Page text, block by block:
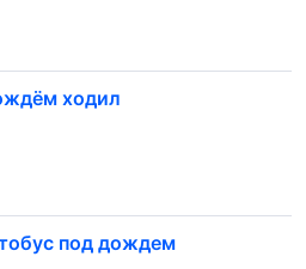
ходил
под дождем